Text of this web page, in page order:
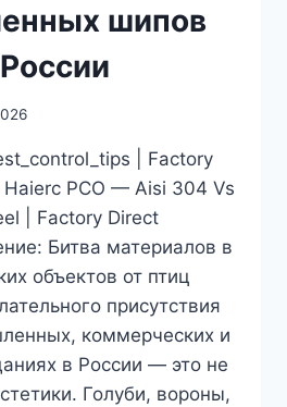
шипов
| Factory
Haierc PCO — Aisi 304 Vs
| Factory Direct
Битва материалов в
объектов от птиц
присутствия
коммерческих и
в России — это не
Голуби, вороны,